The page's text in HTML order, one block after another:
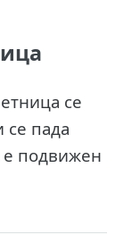
се
се пада
е подвижен